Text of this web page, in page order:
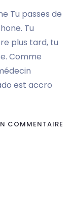
Tu passes de
Tu
plus tard, tu
Comme
est accro
COMMENTAIRE